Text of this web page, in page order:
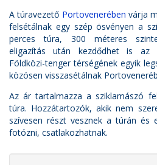
A túravezető Portovenerében várja
felsétálnak egy szép ösvényen a
perces túra, 300 méteres
eligazítás után kezdődhet is az
Földközi-tenger térségének egyik
közösen visszasétálnak
Az ár tartalmazza a sziklamászó
túra. Hozzátartozók, akik nem
szívesen részt vesznek a túrán és
fotózni, csatlakozhatnak.